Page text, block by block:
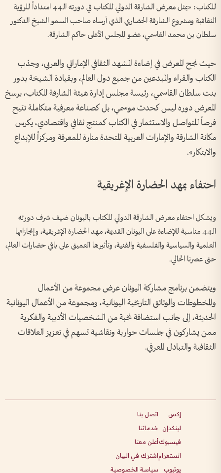
للكتاب: «يمثل معرض الشارقة الدولي للكتاب في دورته الـ44 امتداداً للرؤية
الثقافية ومشروع الشارقة الحضاري الذي أرساه صاحب السمو الشيخ الدكتور
سلطان بن محمد القاسمي، عضو المجلس الأعلى حاكم الشارقة.
حيث نجح المعرض في إضاءة المشهد الثقافي الإماراتي والعربي، وجذب
الكتاب والقراء والمبدعين من جميع دول العالم، وبقيادة الشيخة بدور
بنت سلطان القاسمي، رئيسة مجلس إدارة هيئة الشارقة للكتاب، يرسخ
المعرض دوره ليس كحدث موسمي، بل كصناعة معرفية متكاملة تتيح
فرصاً للتواصل والاستثمار في الكتاب كمنتج ثقافي واقتصادي، يكرس
مكانة الشارقة والإمارات العربية المتحدة منارة للمعرفة ومركزاً للإبداع
والابتكار».
احتفاء بمهد الحضارة الإغريقية
ويشكل احتفاء معرض الشارقة الدولي للكتاب باليونان ضيف شرف دورته
الـ44 مناسبة للإضاءة على اليونان القديمة، مهد الحضارة الإغريقية، وإنجازاتها
العلمية والسياسية والفلسفية والفنية، وتأثيرها العميق على باقي حضارات العالم،
حتى عصرنا الحالي.
ويتضمن برنامج مشاركة اليونان عرض مجموعة من الأعمال
والمخطوطات والوثائق التاريخية اليونانية، ومجموعة من الأعمال اليونانية
الحديثة، إلى جانب استضافة نخبة من الشخصيات الأدبية والفكرية
ممن يشاركون في جلسات حوارية ونقاشية تسهم في تعزيز العلاقات
الثقافية والتبادل المعرفي.
إكس
لينكدإن
فيسبوك
انستغرام
يوتيوب
اتصل بنا
خدماتنا
أعلن معنا
اشترك في البيان
سياسة الخصوصية